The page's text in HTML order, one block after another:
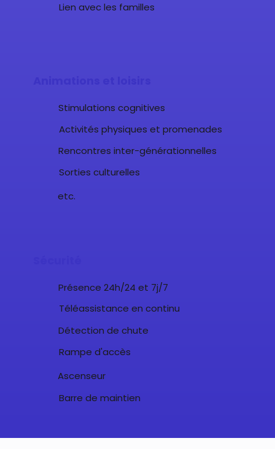
Lien avec les familles
Stimulations cognitives
Activités physiques et promenades
Rencontres inter-générationnelles
Sorties culturelles
etc.
Présence 24h/24 et 7j/7
Téléassistance en continu
Détection de chute
Rampe d'accès
Ascenseur
Barre de maintien